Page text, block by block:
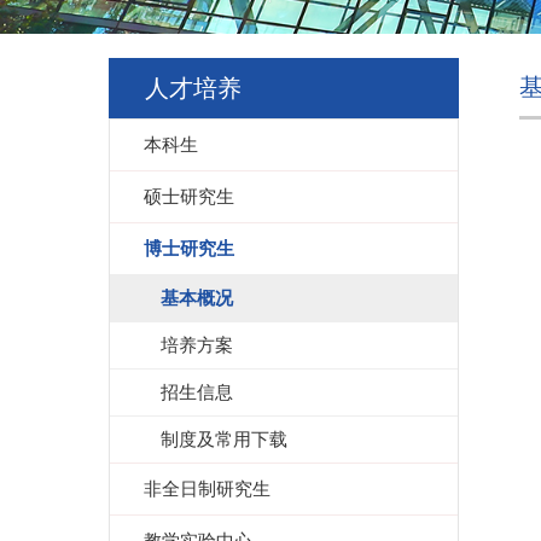
人才培养
本科生
硕士研究生
博士研究生
基本概况
培养方案
招生信息
制度及常用下载
非全日制研究生